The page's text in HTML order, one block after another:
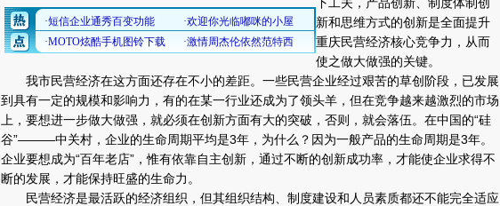
新和思维方式的创新是全面提升
重庆民营经济核心竞争力，从而
使之做大做强的关键。
我市民营经济在这方面还存在不小的差距。一些民营企业经过艰苦的草创阶段，已发展
到具有一定的规模和影响力，有的在某一行业还成为了领头羊，但在竞争越来越激烈的市场
上，要想进一步做大做强，就必须在创新方面有大的突破，否则，就会落伍。在中国的“硅
谷”———中关村，企业的生命周期平均是3年，为什么？因为一般产品的生命周期是3年。
企业要想成为“百年老店”，惟有依靠自主创新，通过不断的创新成功率，才能使企业求得不
断的发展，才能保持旺盛的生命力。
民营经济是最活跃的经济组织，但其组织结构、制度建设和人员素质都还不能完全适应